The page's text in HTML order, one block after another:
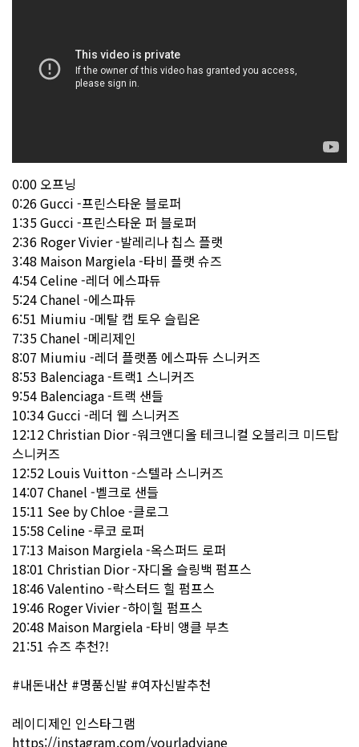
0:00 오프닝
0:26 Gucci -프린스타운 블로퍼
1:35 Gucci -프린스타운 퍼 블로퍼
2:36 Roger Vivier -발레리나 칩스 플랫
3:48 Maison Margiela -타비 플랫 슈즈
4:54 Celine -레더 에스파듀
5:24 Chanel -에스파듀
6:51 Miumiu -메탈 캡 토우 슬립온
7:35 Chanel -메리제인
8:07 Miumiu -레더 플랫폼 에스파듀 스니커즈
8:53 Balenciaga -트랙1 스니커즈
9:54 Balenciaga -트랙 샌들
10:34 Gucci -레더 웹 스니커즈
12:12 Christian Dior -워크앤디올 테크니컬 오블리크 미드탑
스니커즈
12:52 Louis Vuitton -스텔라 스니커즈
14:07 Chanel -벨크로 샌들
15:11 See by Chloe -클로그
15:58 Celine -루코 로퍼
17:13 Maison Margiela -옥스퍼드 로퍼
18:01 Christian Dior -자디올 슬링백 펌프스
18:46 Valentino -락스터드 힐 펌프스
19:46 Roger Vivier -하이힐 펌프스
20:48 Maison Margiela -타비 앵클 부츠
21:51 슈즈 추천?!
#내돈내산 #명품신발 #여자신발추천
레이디제인 인스타그램
https://instagram.com/yourladyjane